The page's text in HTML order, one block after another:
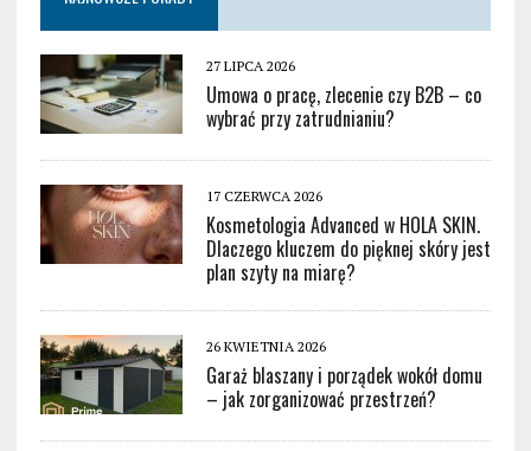
27 LIPCA 2026
Umowa o pracę, zlecenie czy B2B – co
wybrać przy zatrudnianiu?
17 CZERWCA 2026
Kosmetologia Advanced w HOLA SKIN.
Dlaczego kluczem do pięknej skóry jest
plan szyty na miarę?
26 KWIETNIA 2026
Garaż blaszany i porządek wokół domu
– jak zorganizować przestrzeń?